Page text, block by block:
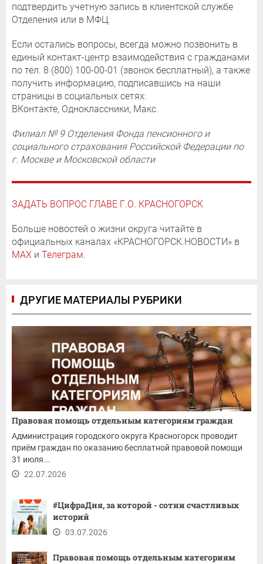
подтвердить учетную запись в клиентской службе
Отделения или в МФЦ.
Если остались вопросы, всегда можно позвонить в
единый контакт-центр взаимодействия с гражданами
по тел. 8 (800) 100-00-01 (звонок бесплатный), а также
получить информацию, подписавшись на наши
страницы в социальных сетях:
ВКонтакте, Одноклассники, Макс.
Филиал № 9 Отделения Фонда пенсионного и
социального страхования Российской Федерации по
г. Москве и Московской области
ЗАДАТЬ ВОПРОС ГЛАВЕ Г.О. КРАСНОГОРСК
Больше новостей о жизни округа читайте в
официальных каналах «КРАСНОГОРСК.НОВОСТИ» в
MAX и Телеграм.
ДРУГИЕ МАТЕРИАЛЫ РУБРИКИ
Правовая помощь отдельным категориям граждан
Администрация городского округа Красногорск проводит
приём граждан по оказанию бесплатной правовой помощи
31 июля...
22.07.2026
#ЦифраДня, за которой - сотни счастливых
историй
03.07.2026
Правовая помощь отдельным категориям